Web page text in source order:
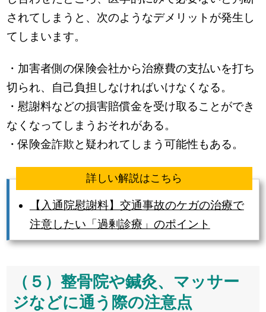
されてしまうと、次のようなデメリットが発生し
てしまいます。
・加害者側の保険会社から治療費の支払いを打ち
切られ、自己負担しなければいけなくなる。
・慰謝料などの損害賠償金を受け取ることができ
なくなってしまうおそれがある。
・保険金詐欺と疑われてしまう可能性もある。
詳しい解説はこちら
【入通院慰謝料】交通事故のケガの治療で
注意したい「過剰診療」のポイント
（５）整骨院や鍼灸、マッサー
ジなどに通う際の注意点